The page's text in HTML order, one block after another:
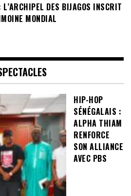
L’ARCHIPEL DES BIJAGOS INSCRIT
MONDIAL
HIP-HOP
SÉNÉGALAIS :
ALPHA THIAM
RENFORCE
SON ALLIANCE
AVEC PBS